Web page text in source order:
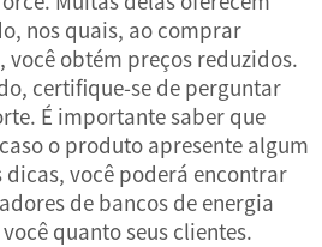
nos quais, ao comprar
obtém preços reduzidos.
certifique-se de perguntar
É importante saber que
o produto apresente algum
dicas, você poderá encontrar
de bancos de energia
quanto seus clientes.